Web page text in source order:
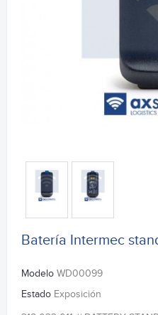
Batería Intermec
Modelo WD00099
Estado Exposición